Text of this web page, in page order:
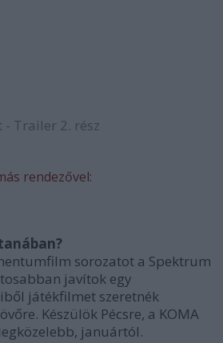
- Trailer 2. rész
rendezővel:
sorozatot a Spektrum
javítok egy
játékfilmet szeretnék
Készülök Pécsre, a KOMA
januártól.